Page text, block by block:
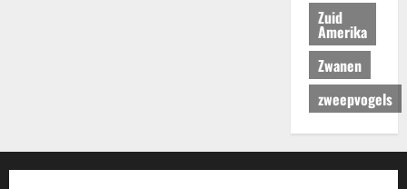
Zuid
Amerika
Zwanen
zweepvogels